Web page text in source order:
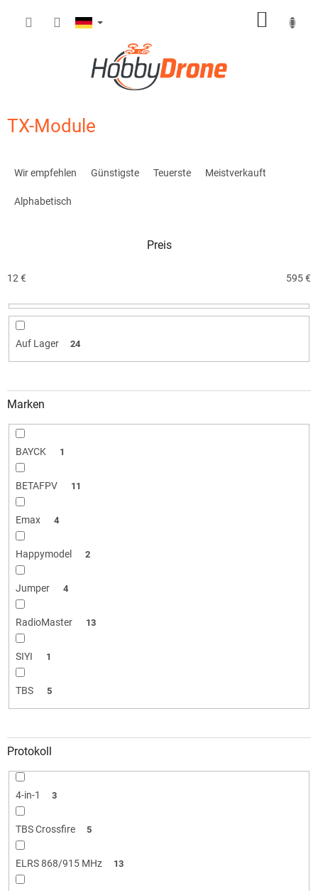
TX-Module
o
t
r
n
g
Wir empfehlen Günstigste Teuerste Meistverkauft
Alphabetisch
Preis
12 € 595€
Auf Lager 24
Marken
BAYCK 1
BETAFPV 11
Emax 4
Happymodel 2
Jumper 4
RadioMaster 13
SIYI 1
TBS 5
Protokoll
4-in-1 3
TBS Crossfire 5
ELRS 868/915 MHz 13